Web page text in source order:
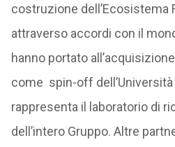
costruzione dell’Ecosistema
attraverso accordi con il
hanno portato
come spin-off dell’Università
rappresenta il laboratorio di
dell’intero Gruppo. Altre